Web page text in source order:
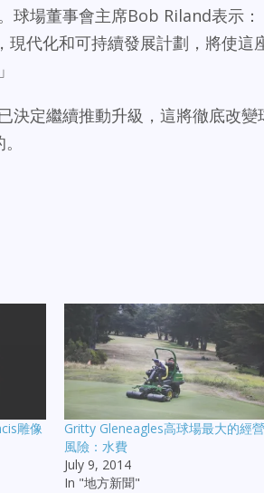
球場董事會主席Bob Riland表示：
現代化和可持續發展計劃，將使這
決定繼續推動升級，這將徹底改變
雕像
Gritty Gleneagles高球場最大的經
風險：水費
July 9, 2014
In "地方新聞"